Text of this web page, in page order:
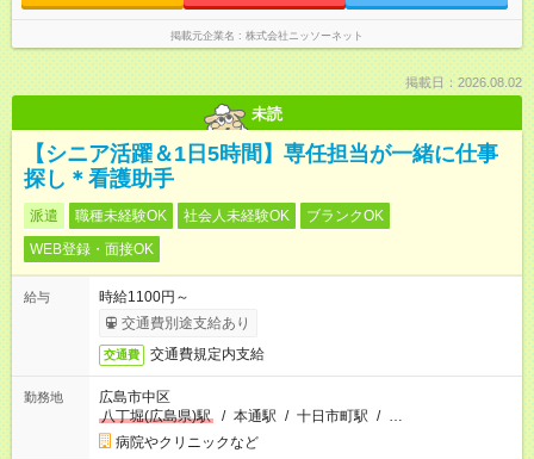
掲載元企業名 株式会社ニッソーネット
掲載日：2026.08.02
未読
【シニア活躍＆1日5時間】専任担当が一緒に仕事
探し＊看護助手
派遣 職種未経験OK 社会人未経験OK
ブランクOK
WEB登録・面接OK
給与
時給1100円～
交通費別途支給あり
交通費 交通費規定内支給
勤務地
広島市中区
八丁堀(広島県)駅
/ 本通駅 / 十日市町駅 / …
病院やクリニックなど